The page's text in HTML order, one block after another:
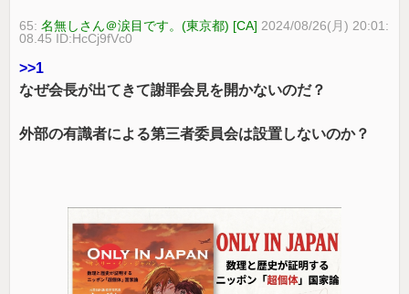
65:名無しさん＠涙目です。(東京都) [CA] 2024/08/26(月) 20:01:
08.45 ID:HcCj9fVc0
>>1
なぜ会長が出てきて謝罪会見を開かないのだ？
外部の有識者による第三者委員会は設置しないのか？